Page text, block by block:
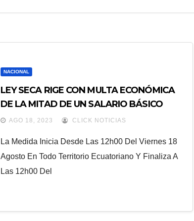
NACIONAL
LEY SECA RIGE CON MULTA ECONÓMICA
DE LA MITAD DE UN SALARIO BÁSICO
AGO 18, 2023 CLICK NOTICIAS
La Medida Inicia Desde Las 12h00 Del Viernes 18
Agosto En Todo Territorio Ecuatoriano Y Finaliza A
Las 12h00 Del